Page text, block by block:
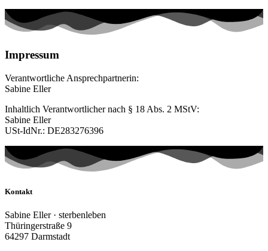
Impressum
Verantwortliche Ansprechpartnerin:
Sabine Eller
Inhaltlich Verantwortlicher nach § 18 Abs. 2 MStV:
Sabine Eller
USt-IdNr.: DE283276396
Kontakt
Sabine Eller · sterbenleben
Thüringerstraße 9
64297 Darmstadt